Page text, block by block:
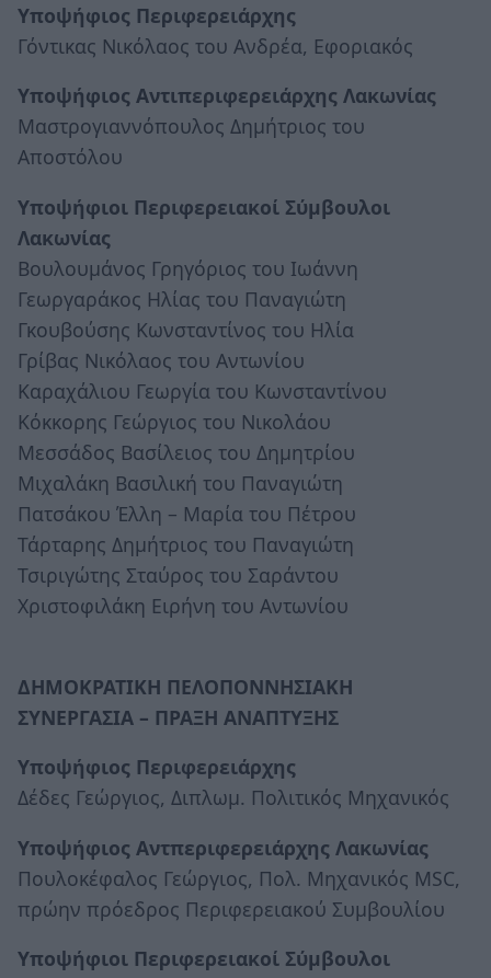
Υποψήφιος Περιφερειάρχης
Γόντικας Νικόλαος του Ανδρέα, Εφοριακός
Υποψήφιος Αντιπεριφερειάρχης Λακωνίας
Μαστρογιαννόπουλος Δημήτριος του
Αποστόλου
Υποψήφιοι Περιφερειακοί Σύμβουλοι
Λακωνίας
Βουλουμάνος Γρηγόριος του Ιωάννη
Γεωργαράκος Ηλίας του Παναγιώτη
Γκουβούσης Κωνσταντίνος του Ηλία
Γρίβας Νικόλαος του Αντωνίου
Καραχάλιου Γεωργία του Κωνσταντίνου
Κόκκορης Γεώργιος του Νικολάου
Μεσσάδος Βασίλειος του Δημητρίου
Μιχαλάκη Βασιλική του Παναγιώτη
Πατσάκου Έλλη – Μαρία του Πέτρου
Τάρταρης Δημήτριος του Παναγιώτη
Τσιριγώτης Σταύρος του Σαράντου
Χριστοφιλάκη Ειρήνη του Αντωνίου
ΔΗΜΟΚΡΑΤΙΚΗ ΠΕΛΟΠΟΝΝΗΣΙΑΚΗ
ΣΥΝΕΡΓΑΣΙΑ – ΠΡΑΞΗ ΑΝΑΠΤΥΞΗΣ
Υποψήφιος Περιφερειάρχης
Δέδες Γεώργιος, Διπλωμ. Πολιτικός Μηχανικός
Υποψήφιος Αντπεριφερειάρχης Λακωνίας
Πουλοκέφαλος Γεώργιος, Πολ. Μηχανικός MSC,
πρώην πρόεδρος Περιφερειακού Συμβουλίου
Υποψήφιοι Περιφερειακοί Σύμβουλοι